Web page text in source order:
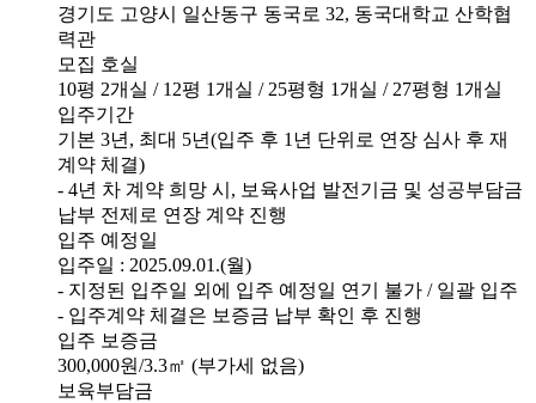
경기도 고양시 일산동구 동국로 32, 동국대학교 산학협
력관
모집 호실
10평 2개실 / 12평 1개실 / 25평형 1개실 / 27평형 1개실
입주기간
기본 3년, 최대 5년(입주 후 1년 단위로 연장 심사 후 재
계약 체결)
- 4년 차 계약 희망 시, 보육사업 발전기금 및 성공부담금
납부 전제로 연장 계약 진행
입주 예정일
입주일 : 2025.09.01.(월)
- 지정된 입주일 외에 입주 예정일 연기 불가 / 일괄 입주
- 입주계약 체결은 보증금 납부 확인 후 진행
입주 보증금
300,000원/3.3㎡ (부가세 없음)
보육부담금